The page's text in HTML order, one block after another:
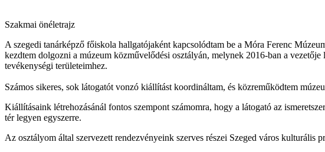
Szakmai önéletrajz
A szegedi tanárképző főiskola hallgatójaként kapcsolódtam be a Móra Ferenc
kezdtem dolgozni a múzeum közművelődési osztályán, melynek 2016-ban a
tevékenységi területeimhez.
Számos sikeres, sok látogatót vonzó kiállítást koordináltam, és közreműködtem
Kiállításaink létrehozásánál fontos szempont számomra, hogy a látogató az
tér legyen egyszerre.
Az osztályom által szervezett rendezvényeink szerves részei Szeged város kulturális